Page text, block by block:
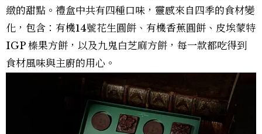
緻的甜點。禮盒中共有四種口味，靈感來自四季的食材變
化，包含：有機14號花生圓餅、有機香蕉圓餅、皮埃蒙特
IGP 榛果方餅，以及九鬼白芝麻方餅，每一款都吃得到
食材風味與主廚的用心。